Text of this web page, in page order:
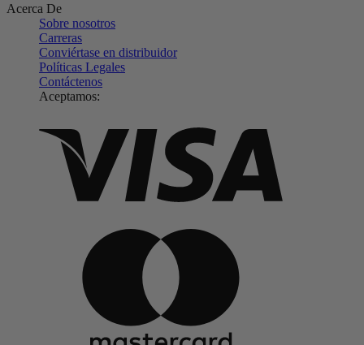
Acerca De
Sobre nosotros
Carreras
Conviértase en distribuidor
Políticas Legales
Contáctenos
Aceptamos: